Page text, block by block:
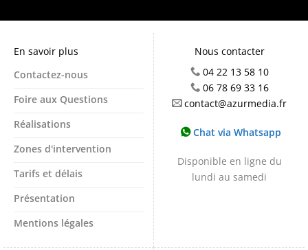
En savoir plus
Contactez-nous
Foire aux Questions
Réalisations
Zones d'intervention
Tarifs et délais
Présentation
Mentions légales
Nous contacter
04 22 13 58 10
06 78 69 33 16
contact@azurmedia.fr
Chat via Whatsapp
Disponible en ligne du
lundi au samedi